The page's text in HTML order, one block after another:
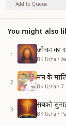
Add to Queue
You might also
1
जीवन का
BK Usha •
2
मन के
BK Usha •
3
सबको
BK Usha •